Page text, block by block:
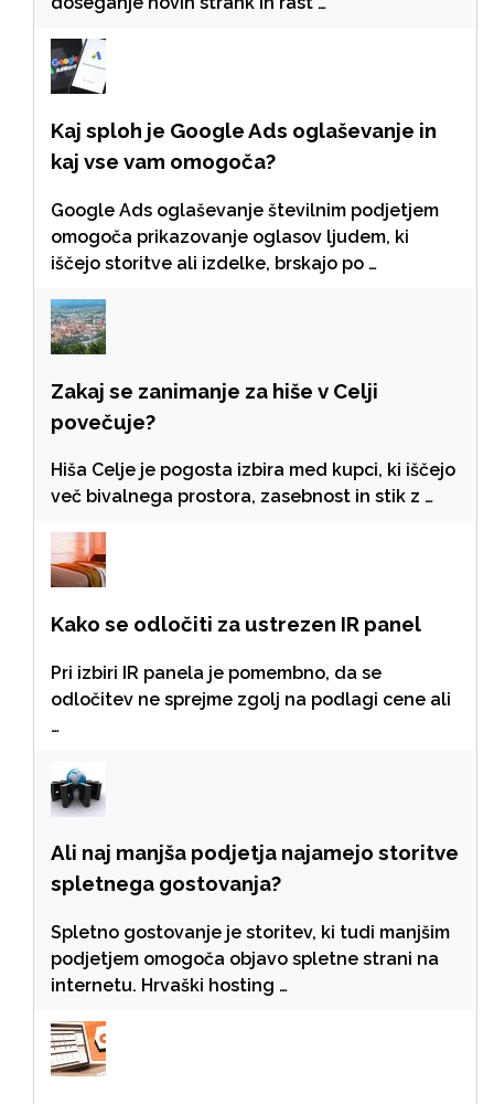
Kaj sploh je Google Ads oglaševanje in
kaj vse vam omogoča?
Google Ads oglaševanje številnim podjetjem
omogoča prikazovanje oglasov ljudem, ki
iščejo storitve ali izdelke, brskajo po …
Zakaj se zanimanje za hiše v Celji
povečuje?
Hiša Celje je pogosta izbira med kupci, ki iščejo
več bivalnega prostora, zasebnost in stik z …
Kako se odločiti za ustrezen IR panel
Pri izbiri IR panela je pomembno, da se
odločitev ne sprejme zgolj na podlagi cene ali
…
Ali naj manjša podjetja najamejo storitve
spletnega gostovanja?
Spletno gostovanje je storitev, ki tudi manjšim
podjetjem omogoča objavo spletne strani na
internetu. Hrvaški hosting …